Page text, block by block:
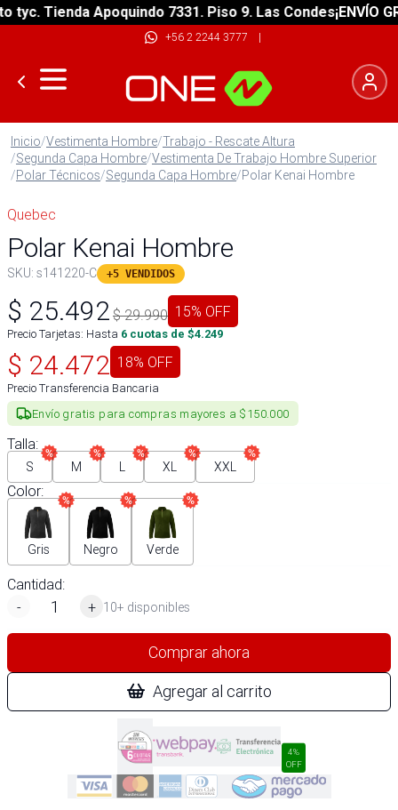
Tienda Apoquindo 7331. Piso 9. Las Condes¡ENVÍO
+56 2 2244 3777 |
Inicio/Vestimenta Hombre/Trabajo - Rescate Altura
/Segunda Capa Hombre/Vestimenta De Trabajo Hombre Superior
/Polar Técnicos/Segunda Capa Hombre/Polar Kenai Hombre
Quebec
Polar Kenai Hombre
SKU: s141220-C +5 VENDIDOS
$ 25.492 $29.990 15% OFF
Precio Tarjetas: Hasta 6 cuotas de $4.249
$ 24.472 18% OFF
Precio Transferencia Bancaria
Envío gratis para compras mayores a $150.000
Talla:
S M L XL XXL
Color:
Gris Negro Verde
Cantidad:
-
+ 10+ disponibles
Comprar ahora
Agregar al carrito
4%
OFF